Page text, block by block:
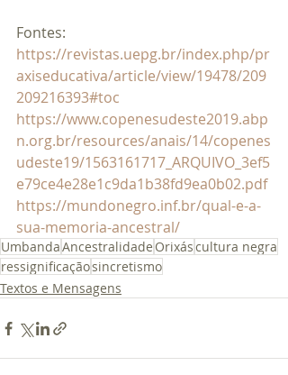
Fontes:
https://revistas.uepg.br/index.php/pr
axiseducativa/article/view/19478/209
209216393#toc
https://www.copenesudeste2019.abp
n.org.br/resources/anais/14/copenes
udeste19/1563161717_ARQUIVO_3ef5
e79ce4e28e1c9da1b38fd9ea0b02.pdf
https://mundonegro.inf.br/qual-e-a-
sua-memoria-ancestral/
UmbandaAncestralidade Orixáscultura negra
ressignificaçãosincretismo
Textos e Mensagens